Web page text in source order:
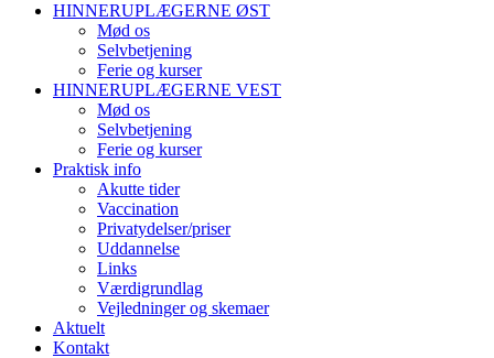
HINNERUPLÆGERNE ØST
Mød os
Selvbetjening
Ferie og kurser
HINNERUPLÆGERNE VEST
Mød os
Selvbetjening
Ferie og kurser
Praktisk info
Akutte tider
Vaccination
Privatydelser/priser
Uddannelse
Links
Værdigrundlag
Vejledninger og skemaer
Aktuelt
Kontakt